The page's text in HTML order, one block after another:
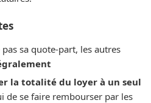
sa quote-part, les autres
la totalité du loyer à un seul
de se faire rembourser par les